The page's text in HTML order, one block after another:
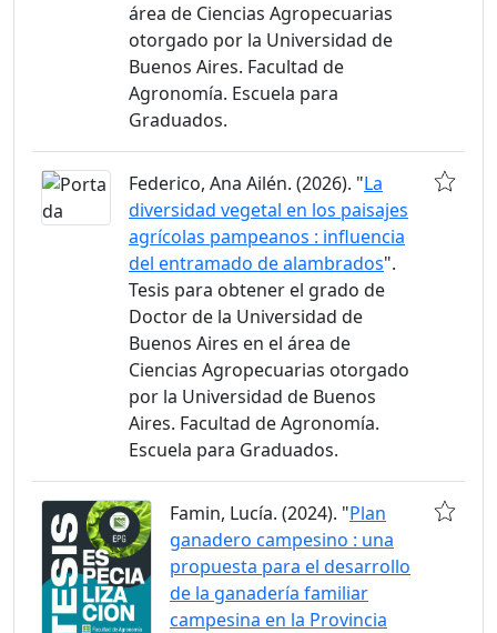
área de Ciencias Agropecuarias
otorgado por la Universidad de
Buenos Aires. Facultad de
Agronomía. Escuela para
Graduados.
Federico, Ana Ailén. (2026). "La
diversidad vegetal en los paisajes
agrícolas pampeanos : influencia
del entramado de alambrados".
Tesis para obtener el grado de
Doctor de la Universidad de
Buenos Aires en el área de
Ciencias Agropecuarias otorgado
por la Universidad de Buenos
Aires. Facultad de Agronomía.
Escuela para Graduados.
Famin, Lucía. (2024). "Plan
ganadero campesino : una
propuesta para el desarrollo
de la ganadería familiar
campesina en la Provincia